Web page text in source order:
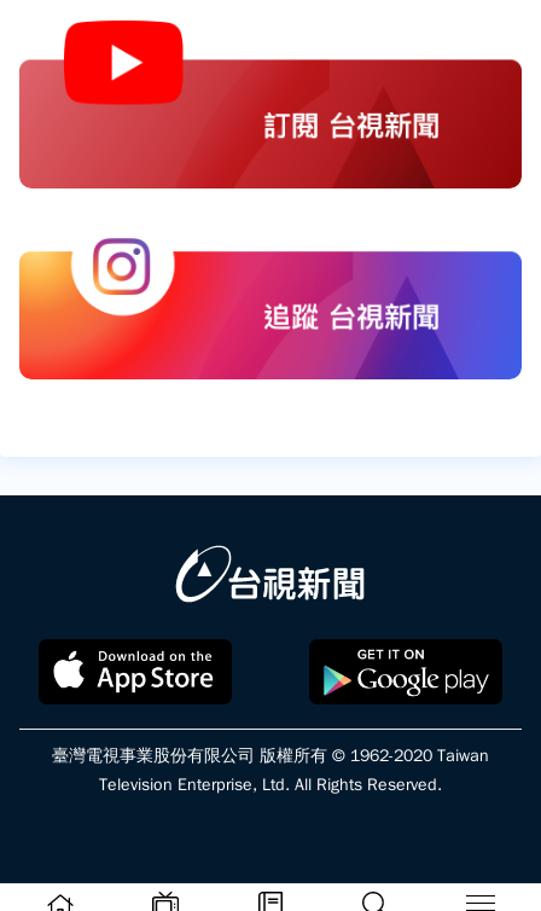
臺灣電視事業股份有限公司 版權所有 © 1962-2020 Taiwan
Television Enterprise, Ltd. All Rights Reserved.